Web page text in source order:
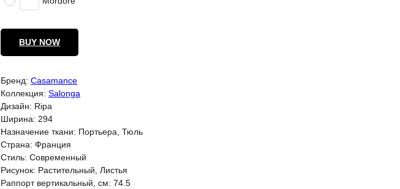
BUY NOW
Бренд: Casamance
Коллекция: Salonga
Дизайн: Ripa
Ширина: 294
Назначение ткани: Портьера, Тюль
Страна: Франция
Стиль: Современный
Рисунок: Растительный, Листья
Раппорт вертикальный, см: 74.5